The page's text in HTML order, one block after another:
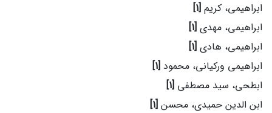
ابراهیمی، کریم [1]
ابراهیمی، مهدی [1]
ابراهیمی، هادی [1]
ابراهیمی ورکیانی، محمود [1]
ابطحی، سید مصطفی [1]
ابن الدین حمیدی، محسن [1]